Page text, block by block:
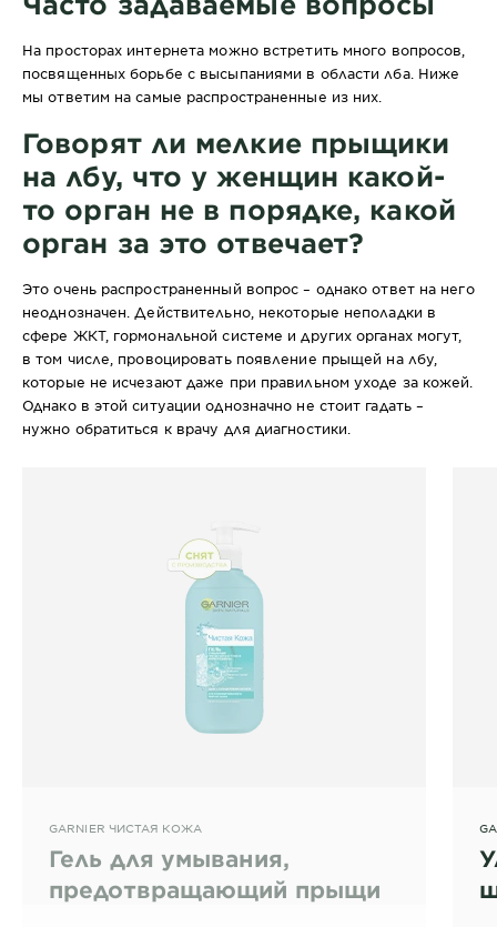
На просторах интернета можно встретить много вопросов,
посвященных борьбе с высыпаниями в области лба. Ниже
мы ответим на самые распространенные из них.
Говорят ли мелкие прыщики
на лбу, что у женщин какой-
то орган не в порядке, какой
орган за это отвечает?
Это очень распространенный вопрос – однако ответ на него
неоднозначен. Действительно, некоторые неполадки в
сфере ЖКТ, гормональной системе и других органах могут,
в том числе, провоцировать появление прыщей на лбу,
которые не исчезают даже при правильном уходе за кожей.
Однако в этой ситуации однозначно не стоит гадать –
нужно обратиться к врачу для диагностики.
GARNIER ЧИСТАЯ КОЖА
Гель для умывания,
предотвращающий прыщи